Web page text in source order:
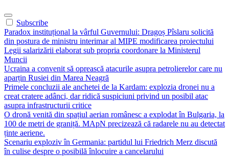
Subscribe
Paradox instituțional la vârful Guvernului: Dragoș Pîslaru solicită
din postura de ministru interimar al MIPE modificarea proiectului
Legii salarizării elaborat sub propria coordonare la Ministerul
Muncii
Ucraina a convenit să oprească atacurile asupra petrolierelor care nu
aparțin Rusiei din Marea Neagră
Primele concluzii ale anchetei de la Kardam: explozia dronei nu a
creat cratere adânci, dar ridică suspiciuni privind un posibil atac
asupra infrastructurii critice
O dronă venită din spațiul aerian românesc a explodat în Bulgaria, la
100 de metri de graniță. MApN precizează că radarele nu au detectat
ținte aeriene.
Scenariu exploziv în Germania: partidul lui Friedrich Merz discută
în culise despre o posibilă înlocuire a cancelarului